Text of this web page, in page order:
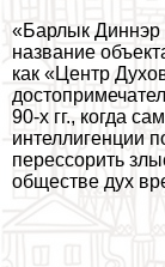
«Барлык Диннэр
название
как «Центр
90-х гг., когда
интеллигенции
перессорить
обществе дух